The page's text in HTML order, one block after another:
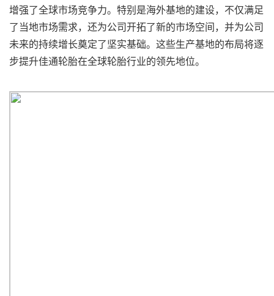
增强了全球市场竞争力。特别是海外基地的建设，不仅满足
了当地市场需求，还为公司开拓了新的市场空间，并为公司
未来的持续增长奠定了坚实基础。这些生产基地的布局将逐
步提升佳通轮胎在全球轮胎行业的领先地位。